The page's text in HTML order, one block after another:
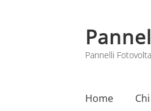
Vai
alla
navigazione
Vai
al
contenuto
Pannelli
Home